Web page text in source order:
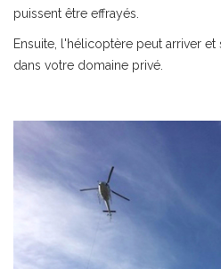
puissent être effrayés.
Ensuite, l'hélicoptère peut arriver
dans votre domaine privé.